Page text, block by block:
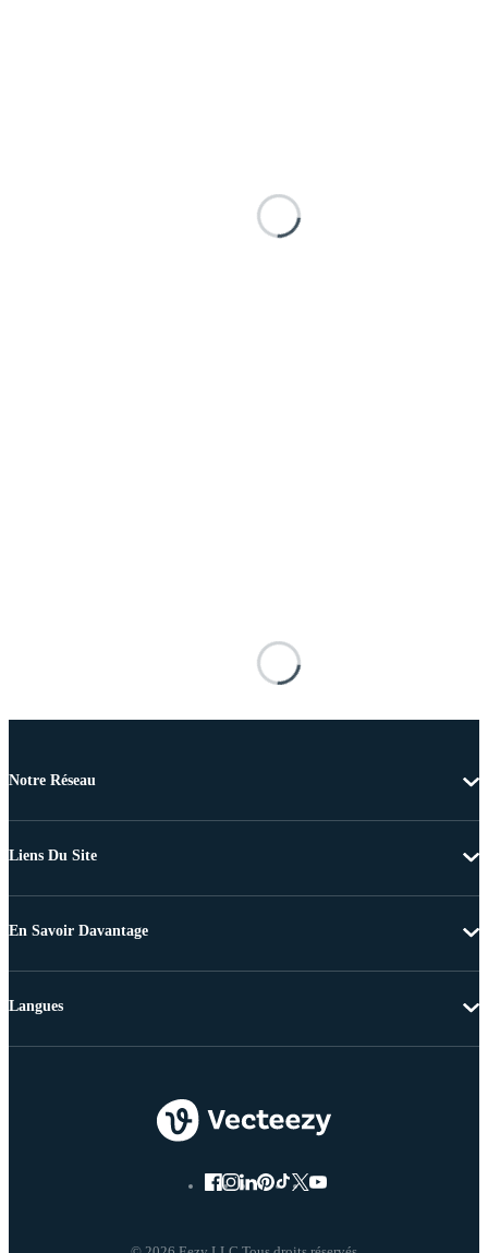
Notre Réseau
Liens Du Site
En Savoir Davantage
Langues